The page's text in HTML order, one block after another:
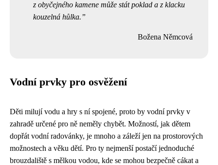
z obyčejného kamene může stát poklad a z klacku
kouzelná hůlka.
Božena Němcová
Vodní prvky pro osvěžení
Děti milují vodu a hry s ní spojené, proto by vodní prvky v
zahradě určené pro ně neměly chybět. Možností, jak dětem
dopřát vodní radovánky, je mnoho a záleží jen na prostorových
možnostech a věku dětí. Pro ty nejmenší postačí jednoduché
brouzdaliště s mělkou vodou, kde se mohou bezpečně cákat a